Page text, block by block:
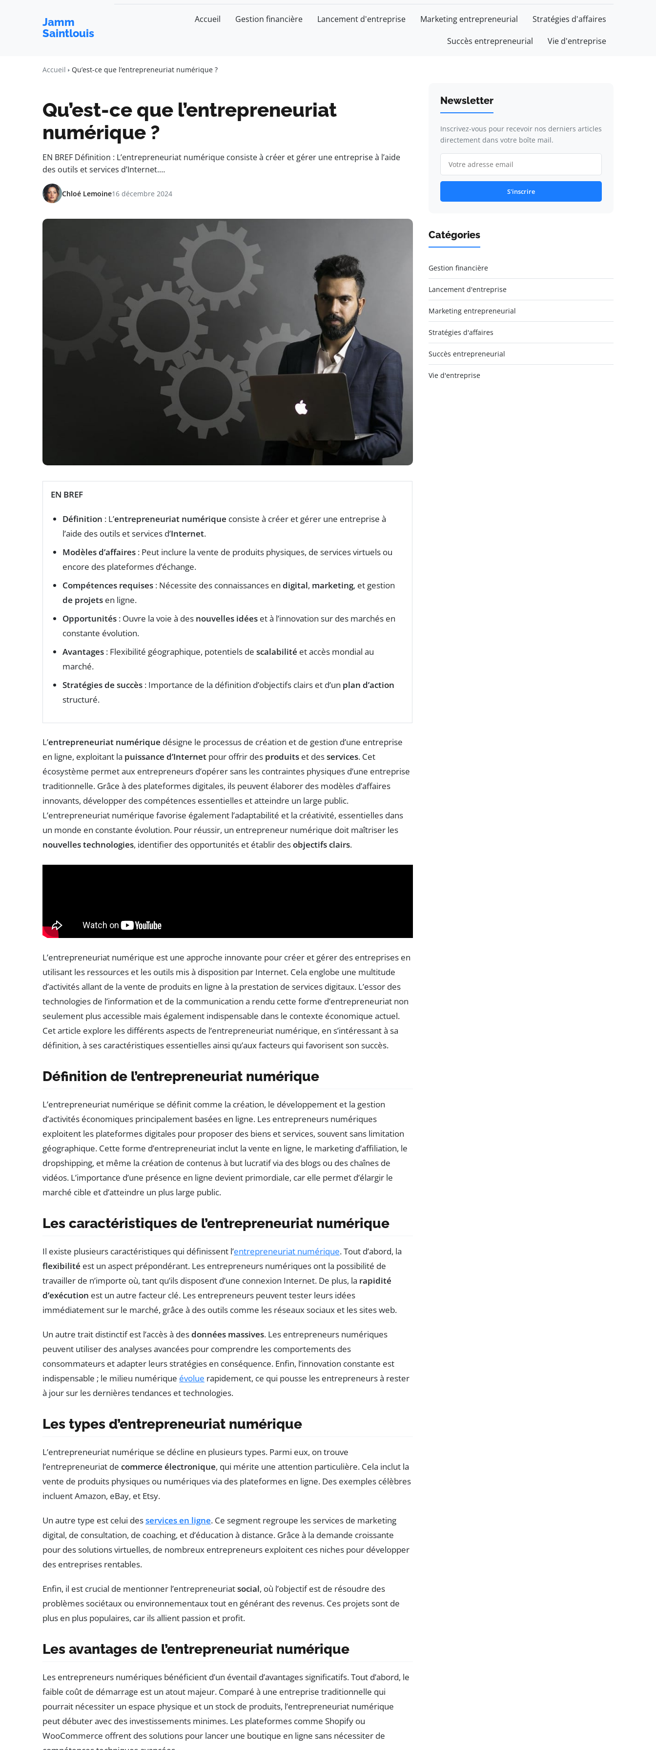
Jamm
Saintlouis
Accueil Gestion financière Lancement d'entreprise Marketing entrepreneurial Stratégies d'affaires
Succès entrepreneurial Vie d'entreprise
Accueil Qu’est-ce que l’entrepreneuriat numérique ?
Qu’est-ce que l’entrepreneuriat
numérique ?
EN BREF Définition : L’entrepreneuriat numérique consiste à créer et gérer une entreprise à l’aide
des outils et services d’Internet.…
Chloé Lemoine16 décembre 2024
EN BREF
Définition : L’entrepreneuriat numérique consiste à créer et gérer une entreprise à
l’aide des outils et services d’Internet.
Modèles d’affaires : Peut inclure la vente de produits physiques, de services virtuels ou
encore des plateformes d’échange.
Compétences requises : Nécessite des connaissances en digital, marketing, et gestion
de projets en ligne.
Opportunités : Ouvre la voie à des nouvelles idées et à l’innovation sur des marchés en
constante évolution.
Avantages : Flexibilité géographique, potentiels de scalabilité et accès mondial au
marché.
Stratégies de succès : Importance de la définition d’objectifs clairs et d’un plan d’action
structuré.
L’entrepreneuriat numérique désigne le processus de création et de gestion d’une entreprise
en ligne, exploitant la puissance d’Internet pour offrir des produits et desservices. Cet
écosystème permet aux entrepreneurs d’opérer sans les contraintes physiques d’une entreprise
traditionnelle. Grâce à des plateformes digitales, ils peuvent élaborer des modèles d’affaires
innovants, développer des compétences essentielles et atteindre un large public.
L’entrepreneuriat numérique favorise également l’adaptabilité et la créativité, essentielles dans
un monde en constante évolution. Pour réussir, un entrepreneur numérique doit maîtriser les
nouvelles technologies, identifier des opportunités et établir desobjectifs clairs.
L’entrepreneuriat numérique est une approche innovante pour créer et gérer des entreprises en
utilisant les ressources et les outils mis à disposition par Internet. Cela englobe une multitude
d’activités allant de la vente de produits en ligne à la prestation de services digitaux. L’essor des
technologies de l’information et de la communication a rendu cette forme d’entrepreneuriat non
seulement plus accessible mais également indispensable dans le contexte économique actuel.
Cet article explore les différents aspects de l’entrepreneuriat numérique, en s’intéressant à sa
définition, à ses caractéristiques essentielles ainsi qu’aux facteurs qui favorisent son succès.
Définition de l’entrepreneuriat numérique
L’entrepreneuriat numérique se définit comme la création, le développement et la gestion
d’activités économiques principalement basées en ligne. Les entrepreneurs numériques
exploitent les plateformes digitales pour proposer des biens et services, souvent sans limitation
géographique. Cette forme d’entrepreneuriat inclut la vente en ligne, le marketing d’affiliation, le
dropshipping, et même la création de contenus à but lucratif via des blogs ou des chaînes de
vidéos. L’importance d’une présence en ligne devient primordiale, car elle permet d’élargir le
marché cible et d’atteindre un plus large public.
Les caractéristiques de l’entrepreneuriat numérique
Il existe plusieurs caractéristiques qui définissent l’entrepreneuriat numérique. Tout d’abord, la
flexibilité est un aspect prépondérant. Les entrepreneurs numériques ont la possibilité de
travailler de n’importe où, tant qu’ils disposent d’une connexion Internet. De plus, la rapidité
d’exécution est un autre facteur clé. Les entrepreneurs peuvent tester leurs idées
immédiatement sur le marché, grâce à des outils comme les réseaux sociaux et les sites web.
Un autre trait distinctif est l’accès à desdonnées massives. Les entrepreneurs numériques
peuvent utiliser des analyses avancées pour comprendre les comportements des
consommateurs et adapter leurs stratégies en conséquence. Enfin, l’innovation constante est
indispensable ; le milieu numérique évolue rapidement, ce qui pousse les entrepreneurs à rester
à jour sur les dernières tendances et technologies.
Les types d’entrepreneuriat numérique
L’entrepreneuriat numérique se décline en plusieurs types. Parmi eux, on trouve
l’entrepreneuriat de commerce électronique, qui mérite une attention particulière. Cela inclut la
vente de produits physiques ou numériques via des plateformes en ligne. Des exemples célèbres
incluent Amazon, eBay, et Etsy.
Un autre type est celui desservices en ligne. Ce segment regroupe les services de marketing
digital, de consultation, de coaching, et d’éducation à distance. Grâce à la demande croissante
pour des solutions virtuelles, de nombreux entrepreneurs exploitent ces niches pour développer
des entreprises rentables.
Enfin, il est crucial de mentionner l’entrepreneuriatsocial, où l’objectif est de résoudre des
problèmes sociétaux ou environnementaux tout en générant des revenus. Ces projets sont de
plus en plus populaires, car ils allient passion et profit.
Les avantages de l’entrepreneuriat numérique
Les entrepreneurs numériques bénéficient d’un éventail d’avantages significatifs. Tout d’abord, le
faible coût de démarrage est un atout majeur. Comparé à une entreprise traditionnelle qui
pourrait nécessiter un espace physique et un stock de produits, l’entrepreneuriat numérique
peut débuter avec des investissements minimes. Les plateformes comme Shopify ou
WooCommerce offrent des solutions pour lancer une boutique en ligne sans nécessiter de
Newsletter
Inscrivez-vous pour recevoir nos derniers articles
directement dans votre boîte mail.
S'inscrire
Catégories
Gestion financière
Lancement d'entreprise
Marketing entrepreneurial
Stratégies d'affaires
Succès entrepreneurial
Vie d'entreprise